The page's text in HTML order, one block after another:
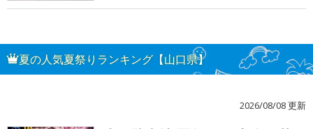
夏の人気夏祭りランキング【山口県】
2026/08/08 更新